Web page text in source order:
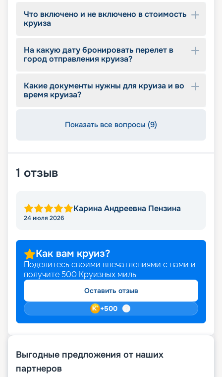
Что включено и не включено в стоимость
круиза
На какую дату бронировать перелет в
город отправления круиза?
Какие документы нужны для круиза и во
время круиза?
Показать все вопросы (9)
1 отзыв
Карина Андреевна Пензина
24 июля 2026
Как вам круиз?
Поделитесь своими впечатлениями с нами и
получите 500 Круизных миль
Оставить отзыв
+500
Выгодные предложения от наших
партнеров